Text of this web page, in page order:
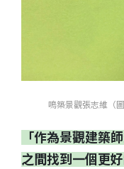
鳴築景觀張志維（
「作為景觀建築
之間找到一個更好